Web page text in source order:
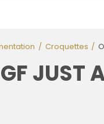
Croquettes
JUST